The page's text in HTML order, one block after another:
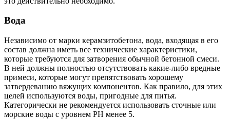
Вода
Независимо от марки керамзитобетона, вода, входящая в его
состав должна иметь все технические характеристики,
которые требуются для затворения обычной бетонной смеси.
В ней должны полностью отсутствовать какие-либо вредные
примеси, которые могут препятствовать хорошему
затвердеванию вяжущих компонентов. Как правило, для этих
целей используются воды, пригодные для питья.
Категорически не рекомендуется использовать сточные или
морские воды с уровнем PH менее 5.